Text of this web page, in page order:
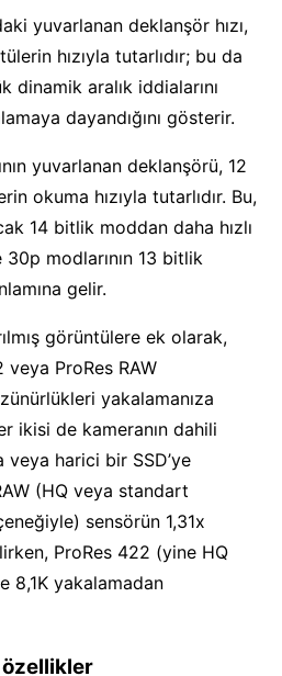
yuvarlanan deklanşör hızı,
hızıyla tutarlıdır; bu da
dinamik aralık iddialarını
dayandığını gösterir.
yuvarlanan deklanşörü, 12
okuma hızıyla tutarlıdır. Bu,
14 bitlik moddan daha hızlı
modlarının 13 bitlik
gelir.
görüntülere ek olarak,
veya ProRes RAW
yakalamanıza
ikisi de kameranın dahili
veya harici bir SSD’ye
(HQ veya standart
sensörün 1,31x
ProRes 422 (yine HQ
8,1K yakalamadan